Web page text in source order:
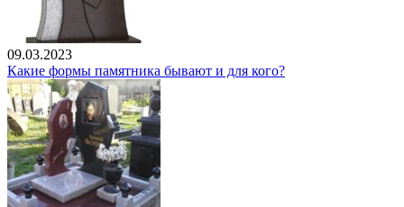
09.03.2023
Какие формы памятника бывают и для кого?